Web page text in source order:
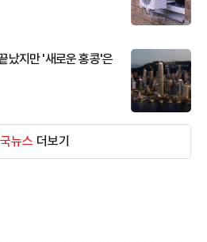
났지만 '새로운 홍콩'은
뉴스 더보기